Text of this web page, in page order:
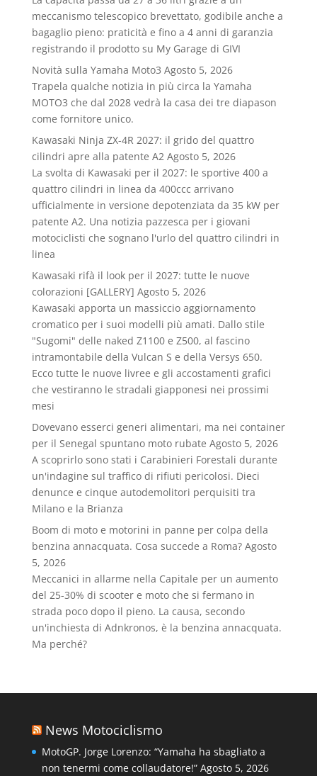
meccanismo telescopico brevettato, godibile anche a
bagaglio pieno: praticità e fino a 4 anni di garanzia
registrando il prodotto su My Garage di GIVI
Novità sulla Yamaha Moto3 Agosto 5, 2026
Trapela qualche notizia in più circa la Yamaha
MOTO3 che dal 2028 vedrà la casa dei tre diapason
come fornitore unico.
Kawasaki Ninja ZX-4R 2027: il grido del quattro
cilindri apre alla patente A2 Agosto 5, 2026
La svolta di Kawasaki per il 2027: le sportive 400 a
quattro cilindri in linea da 400ccc arrivano
ufficialmente in versione depotenziata da 35 kW per
patente A2. Una notizia pazzesca per i giovani
motociclisti che sognano l'urlo del quattro cilindri in
linea
Kawasaki rifà il look per il 2027: tutte le nuove
colorazioni [GALLERY] Agosto 5, 2026
Kawasaki apporta un massiccio aggiornamento
cromatico per i suoi modelli più amati. Dallo stile
"Sugomi" delle naked Z1100 e Z500, al fascino
intramontabile della Vulcan S e della Versys 650.
Ecco tutte le nuove livree e gli accostamenti grafici
che vestiranno le stradali giapponesi nei prossimi
mesi
Dovevano esserci generi alimentari, ma nei container
per il Senegal spuntano moto rubate Agosto 5, 2026
A scoprirlo sono stati i Carabinieri Forestali durante
un'indagine sul traffico di rifiuti pericolosi. Dieci
denunce e cinque autodemolitori perquisiti tra
Milano e la Brianza
Boom di moto e motorini in panne per colpa della
benzina annacquata. Cosa succede a Roma? Agosto
5, 2026
Meccanici in allarme nella Capitale per un aumento
del 25-30% di scooter e moto che si fermano in
strada poco dopo il pieno. La causa, secondo
un'inchiesta di Adnkronos, è la benzina annacquata.
Ma perché?
News Motociclismo
MotoGP. Jorge Lorenzo: “Yamaha ha sbagliato a
non tenermi come collaudatore!” Agosto 5, 2026